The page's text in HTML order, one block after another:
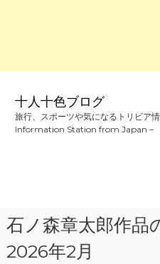
十人十色ブログ
旅行、スポーツや気になるトリビア
Information Station from Japan –
石ノ森章太郎作
2026年2月